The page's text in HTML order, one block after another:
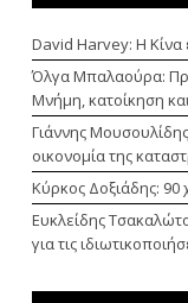
David Harvey: Η Κίνα
Όλγα Μπαλαούρα:
Μνήμη, κατοίκηση
Γιάννης
οικονομία της
Κύρκος Δοξιάδης: 90
Ευκλείδης
για τις